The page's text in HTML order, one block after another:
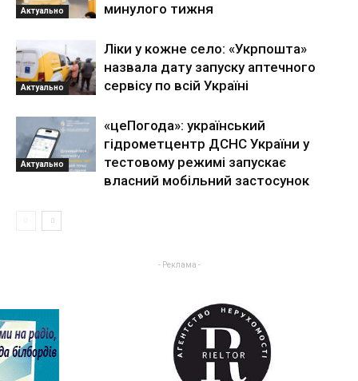
Актуально
минулого тижня
Актуально
Ліки у кожне село: «Укрпошта»
назвала дату запуску аптечного
сервісу по всій Україні
Актуально
«цеПогода»: український
гідрометцентр ДСНС України у
тестовому режимі запускає
власний мобільний застосунок
- Реклама -